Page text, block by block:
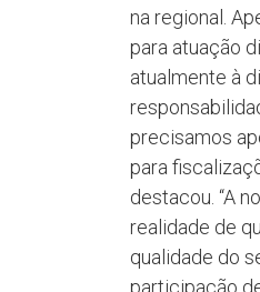
na regional.
para atuação
atualmente à
precisamos
para
destacou. “A
realidade de
qualidade do
participação